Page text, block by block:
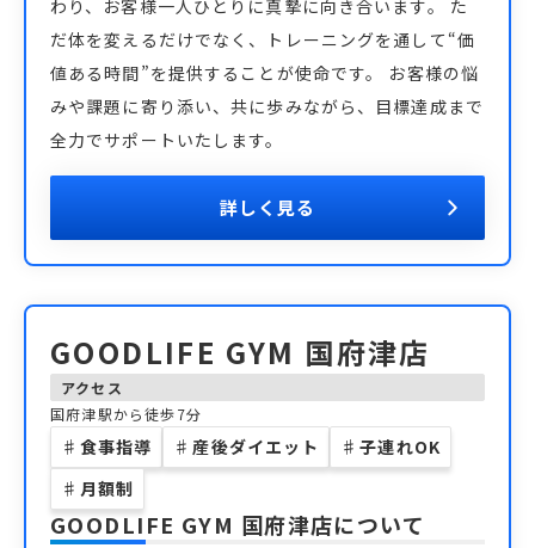
わり、お客様一人ひとりに真摯に向き合います。 た
だ体を変えるだけでなく、トレーニングを通して“価
値ある時間”を提供することが使命です。 お客様の悩
みや課題に寄り添い、共に歩みながら、目標達成まで
全力でサポートいたします。
詳しく見る
GOODLIFE GYM 国府津店
アクセス
国府津駅から徒歩7分
♯ 食事指導 ♯ 産後ダイエット ♯ 子連れOK
♯ 月額制
GOODLIFE GYM 国府津店について